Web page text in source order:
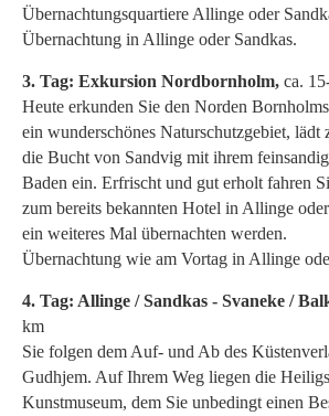
Übernachtungsquartiere Allinge oder
Übernachtung in Allinge oder Sandkas.
3. Tag: Exkursion Nordbornholm, ca.
Heute erkunden Sie den Norden
ein wunderschönes Naturschutzgebiet, lädt
die Bucht von Sandvig mit ihrem
Baden ein. Erfrischt und gut erholt fahren
zum bereits bekannten Hotel in Allinge
ein weiteres Mal übernachten werden.
Übernachtung wie am Vortag in Allinge
4. Tag: Allinge / Sandkas - Svaneke /
km
Sie folgen dem Auf- und Ab des
Gudhjem. Auf Ihrem Weg liegen die
Kunstmuseum, dem Sie unbedingt einen